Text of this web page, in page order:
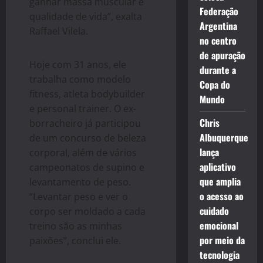
qualidade de vida”, exalta
Raffael Vilela.
Hoje com 31 anos, ele
trabalha como modelo
fitness, atleta bodybuilder
e personal trainer. O ex-
borracheiro já participou
de um concurso de beleza
corporal, além de vários
campeonatos de supino e
levantamento de peso.
“Levantar peso e ver o
corpo ser moldado a cada
treino são as minhas
paixões”, conclui ele.
Federação
Argentina
no centro
de apuração
durante a
Copa do
Mundo
Chris
Albuquerque
lança
aplicativo
que amplia
o acesso ao
cuidado
emocional
por meio da
tecnologia